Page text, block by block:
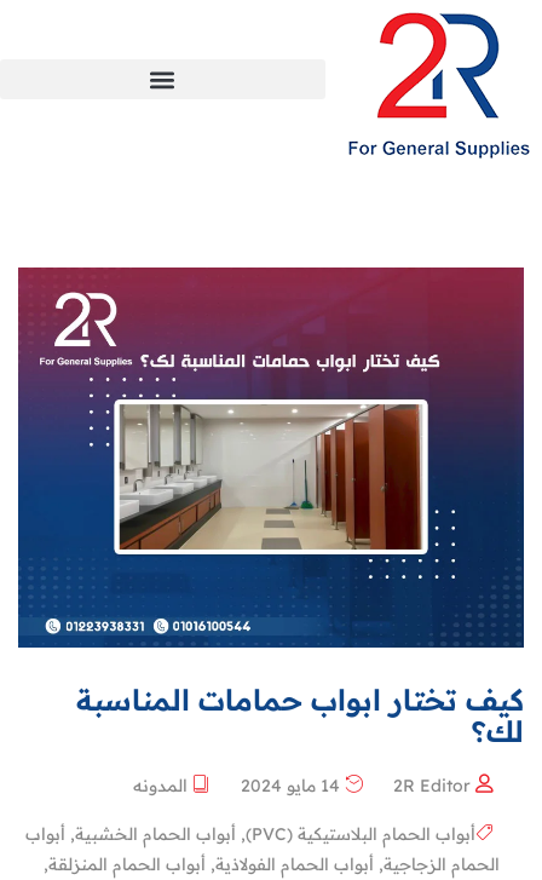
كيف تختار ابواب حمامات المناسبة
لك؟
2R Editor المدونه
أبواب الحمام البلاستيكية (PVC) , أبواب الحمام الخشبية, أبواب
الحمام الزجاجية, أبواب الحمام الفولاذية, أبواب الحمام المنزلقة,